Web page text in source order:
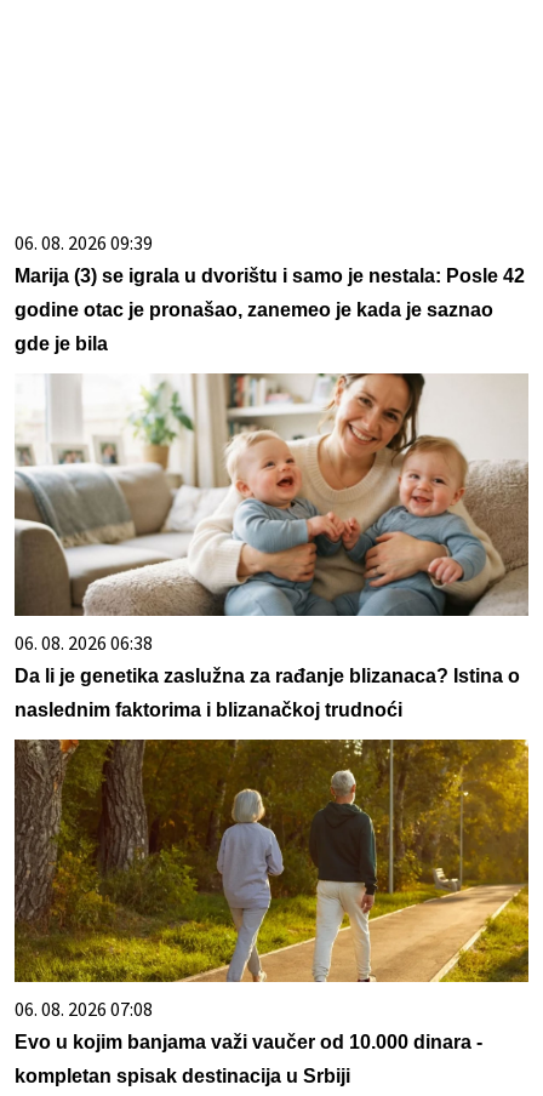
06. 08. 2026 09:39
Marija (3) se igrala u dvorištu i samo je nestala: Posle 42
godine otac je pronašao, zanemeo je kada je saznao
gde je bila
06. 08. 2026 06:38
Da li je genetika zaslužna za rađanje blizanaca? Istina o
naslednim faktorima i blizanačkoj trudnoći
06. 08. 2026 07:08
Evo u kojim banjama važi vaučer od 10.000 dinara -
kompletan spisak destinacija u Srbiji